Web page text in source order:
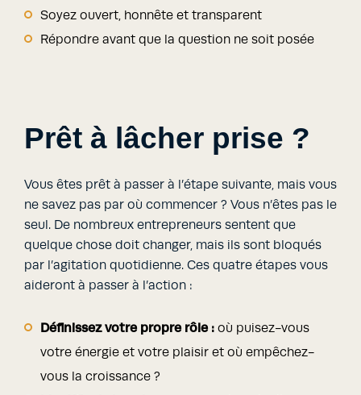
Soyez ouvert, honnête et transparent
Répondre avant que la question ne soit posée
Prêt à lâcher prise ?
Vous êtes prêt à passer à l’étape suivante, mais vous
ne savez pas par où commencer ? Vous n’êtes pas le
seul. De nombreux entrepreneurs sentent que
quelque chose doit changer, mais ils sont bloqués
par l’agitation quotidienne. Ces quatre étapes vous
aideront à passer à l’action :
Définissez votre propre rôle : où puisez-vous
votre énergie et votre plaisir et où empêchez-
vous la croissance ?